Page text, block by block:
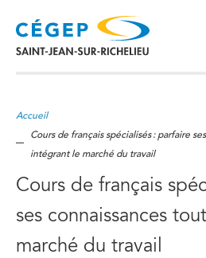
contenu
principal
Accueil
Cours de français spécialisés : parfaire
intégrant le marché du travail
Cours de français
ses connaissances
marché du travail